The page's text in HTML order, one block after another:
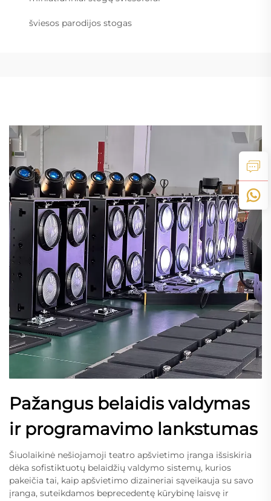
šviesos parodijos stogas
Pažangus belaidis valdymas
ir programavimo lankstumas
Šiuolaikinė nešiojamoji teatro apšvietimo įranga išsiskiria
dėka sofistiktuotų belaidžių valdymo sistemų, kurios
pakeičia tai, kaip apšvietimo dizaineriai sąveikauja su savo
įranga, suteikdamos beprecedentę kūrybinę laisvę ir